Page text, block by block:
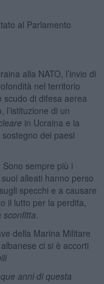
al Parlamento
alla NATO, l’invio di
nel territorio
scudo di difesa aerea
l’istituzione di un
in Ucraina e la
dei paesi
sempre più i
alleati hanno perso
specchi e a causare
il lutto per la perdita,
sconfitta
della Marina Militare
ci si è accorti
anni di questa